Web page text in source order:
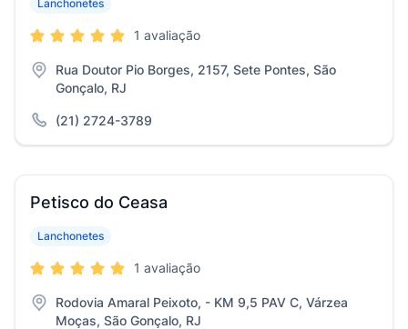
Lanchonetes
1 avaliação
Rua Doutor Pio Borges, 2157, Sete Pontes, São
Gonçalo, RJ
(21) 2724-3789
Petisco do Ceasa
Lanchonetes
1 avaliação
Rodovia Amaral Peixoto, - KM 9,5 PAV C, Várzea
Moças, São Gonçalo, RJ